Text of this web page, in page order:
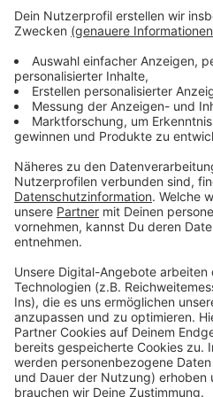
Anzeige
Wie wird euer Jahresstart
Sorgen, alles wird gut! Auf
einen erfahrenen Kapitän, der
Hafen der guten Laune
glückliches Leben: "Lass'
Kraft voraus und viel Spaß
Kaltstart 24.
Anzeige
Anzeige